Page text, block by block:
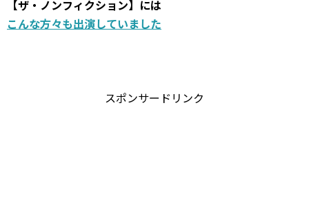
【ザ・ノンフィクション】には
こんな方々も出演していました
スポンサードリンク